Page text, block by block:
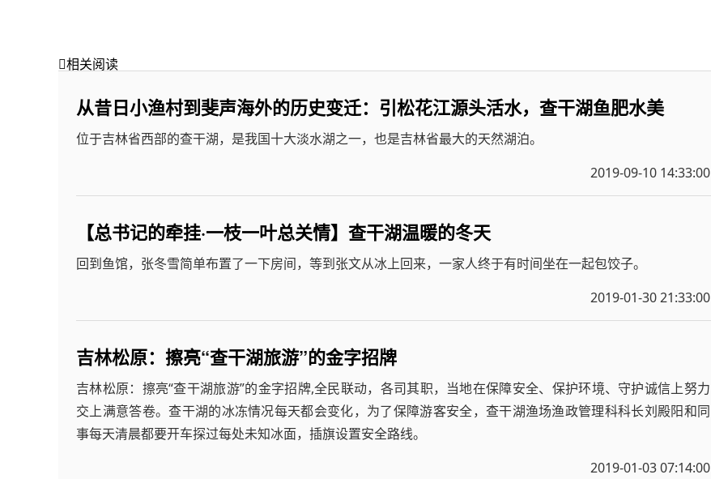
相关阅读
从昔日小渔村到斐声海外的历史变迁：引松花江源头活水，查干湖鱼肥水美
位于吉林省西部的查干湖，是我国十大淡水湖之一，也是吉林省最大的天然湖泊。
2019-09-10 14:33:00
【总书记的牵挂·一枝一叶总关情】查干湖温暖的冬天
回到鱼馆，张冬雪简单布置了一下房间，等到张文从冰上回来，一家人终于有时间坐在一起包饺子。
2019-01-30 21:33:00
吉林松原：擦亮“查干湖旅游”的金字招牌
吉林松原：擦亮“查干湖旅游”的金字招牌,全民联动，各司其职，当地在保障安全、保护环境、守护诚信上努力
交上满意答卷。查干湖的冰冻情况每天都会变化，为了保障游客安全，查干湖渔场渔政管理科科长刘殿阳和同
事每天清晨都要开车探过每处未知冰面，插旗设置安全路线。
2019-01-03 07:14:00